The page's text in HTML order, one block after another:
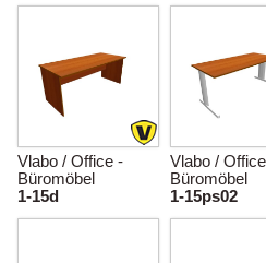
Vlabo / Office -
Büromöbel
1-15d
Vlabo /
Büromöbel
1-15ps02